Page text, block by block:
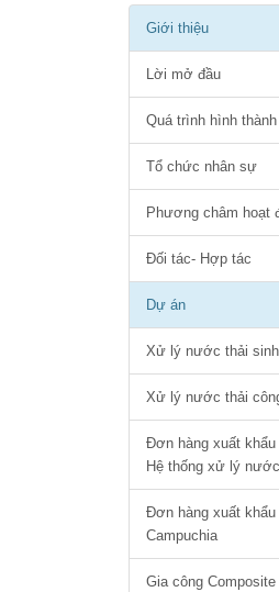
Giới thiệu
Lời mở đầu
Quá trình hình
Tổ chức nhân sự
Phương châm hoạt
Đối tác- Hợp tác
Dự án
Xử lý nước thải
Xử lý nước thải
Đơn hàng xuất khẩu
Hệ thống xử lý
Đơn hàng xuất
Campuchia
Gia công Composite